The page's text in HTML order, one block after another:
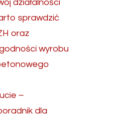
działalności
sprawdzić
oraz
wyrobu
–
dla